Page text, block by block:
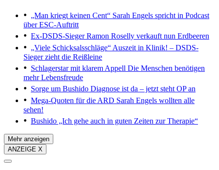
„Man kriegt keinen Cent“ Sarah Engels spricht in Podcast
über ESC-Auftritt
Ex-DSDS-SiegerRamon Roselly verkauft nun Erdbeeren
„Viele Schicksalsschläge“ Auszeit in Klinik! – DSDS-
Sieger zieht die Reißleine
Schlagerstar mit klarem Appell Die Menschen benötigen
mehr Lebensfreude
Sorge um Bushido Diagnose ist da – jetzt steht OP an
Mega-Quoten für die ARD Sarah Engels wollten alle
sehen!
Bushido „Ich gehe auch in guten Zeiten zur Therapie“
Mehr anzeigen
ANZEIGE X